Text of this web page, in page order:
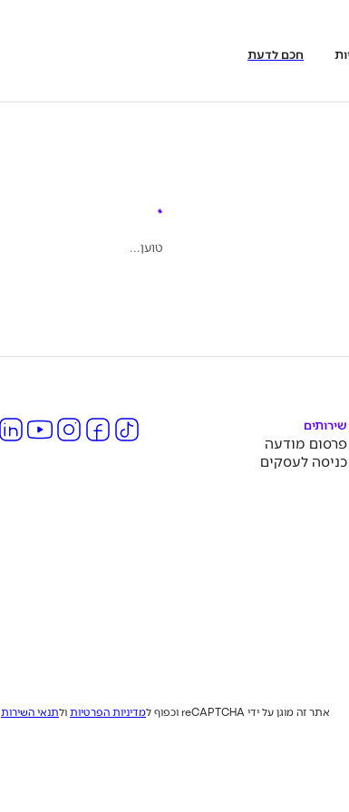
חכם לדעת
טוען...
שירותים
פרסום מודעה
כניסה לעסקים
אתר זה מוגן על ידי reCAPTCHA וכפוף ל מדיניות הפרטיות ולתנאי השירות